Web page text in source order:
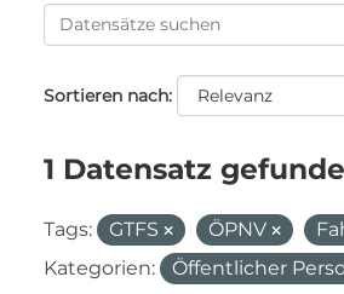
Sortieren nach
1 Datensatz
Tags: GTFS ÖPNV
Kategorien:
Öffentlicher